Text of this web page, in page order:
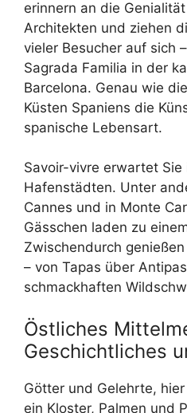
erinnern an die
Architekten und ziehen
vieler Besucher auf sich
Sagrada Familia in der
Barcelona. Genau wie
Küsten Spaniens die
spanische Lebensart.
Savoir-vivre erwartet Sie
Hafenstädten. Unter
Cannes und in Monte
Gässchen laden zu
Zwischendurch
– von Tapas über
schmackhaften
Östliches
Geschichtliches
Götter und Gelehrte,
ein Kloster, Palmen und